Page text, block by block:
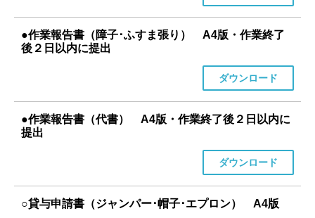
●作業報告書（障子･ふすま張り） A4版・作業終了
後２日以内に提出
ダウンロード
●作業報告書（代書） A4版・作業終了後２日以内に
提出
ダウンロード
○貸与申請書（ジャンパー･帽子･エプロン） A4版